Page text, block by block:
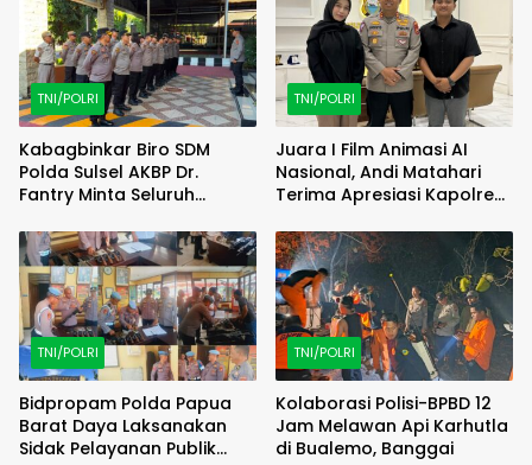
TNI/POLRI
Kabagbinkar Biro SDM
Polda Sulsel AKBP Dr.
Fantry Minta Seluruh
Debu
TNI/POLRI
Juara I Film Animasi AI
Nasional, Andi Matahari
Terima Apresiasi Kapolres
TNI/POLRI
Bidpropam Polda Papua
Barat Daya Laksanakan
Sidak Pelayanan Publik
TNI/POLRI
Kolaborasi Polisi-BPBD 12
Jam Melawan Api Karhutla
di Bualemo, Banggai